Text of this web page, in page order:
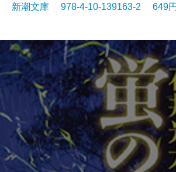
新潮文庫 978-4-10-139163-2 649